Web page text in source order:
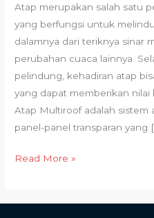
Atap merupakan salah satu
yang berfungsi untuk
dalamnya dari teriknya sinar
perubahan cuaca lainnya.
pelindung, kehadiran atap
yang dapat memberikan nilai
Atap Multiroof adalah sistem
panel-panel transparan yang
serbi
Atap
Multiroof
Read More »